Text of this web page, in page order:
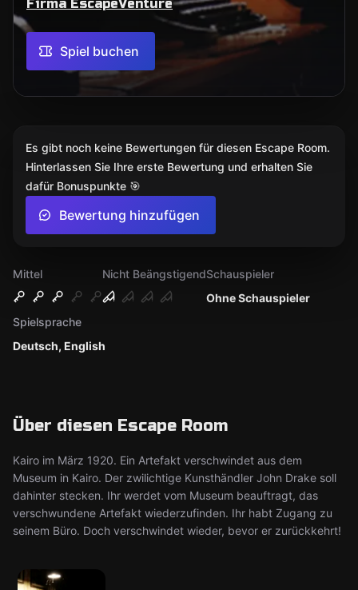
Firma EscapeVenture
Spiel buchen
Mittel
Nicht Beängstigend
Ohne Schauspieler
Schauspieler
Deutsch, English
Spielsprache
Über diesen Escape Room
Kairo im März 1920. Ein Artefakt verschwindet aus dem
Museum in Kairo. Der zwilichtige Kunsthändler John Drake soll
dahinter stecken. Ihr werdet vom Museum beauftragt, das
verschwundene Artefakt wiederzufinden. Ihr habt Zugang zu
seinem Büro. Doch verschwindet wieder, bevor er zurückkehrt!
Es gibt noch keine Bewertungen für diesen Escape Room.
Hinterlassen Sie Ihre erste Bewertung und erhalten Sie
dafür Bonuspunkte 🎯
Bewertung hinzufügen